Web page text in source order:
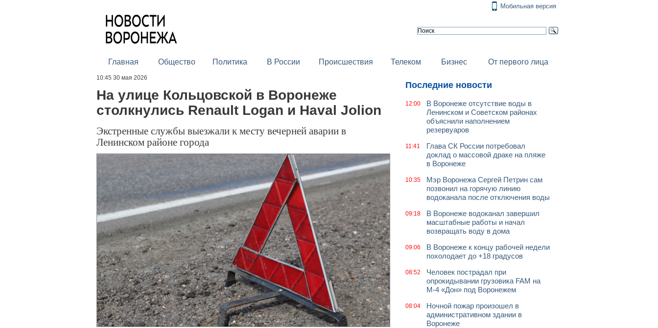
Мобильная версия
Главная Общество Политика В России Происшествия Телеком Бизнес От первого лица
10:45 30 мая 2026
На улице Кольцовской в Воронеже
столкнулись Renault Logan и Haval Jolion
Экстренные службы выезжали к месту вечерней аварии в
Ленинском районе города
Последние новости
12:00
В Воронеже отсутствие воды в
Ленинском и Советском районах
объяснили наполнением
резервуаров
11:41
Глава СК России потребовал
доклад о массовой драке на пляже
в Воронеже
10:35
Мэр Воронежа Сергей Петрин сам
позвонил на горячую линию
водоканала после отключения воды
09:18
В Воронеже водоканал завершил
масштабные работы и начал
возвращать воду в дома
09:06
В Воронеже к концу рабочей недели
похолодает до +18 градусов
08:52
Человек пострадал при
опрокидывании грузовика FAM на
М-4 «Дон» под Воронежем
08:04
Ночной пожар произошел в
административном здании в
Воронеже